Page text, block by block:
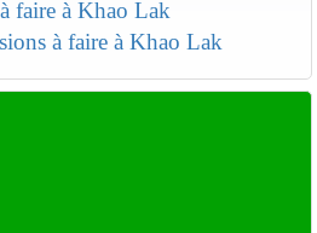
faire à Khao Lak
à faire à Khao Lak